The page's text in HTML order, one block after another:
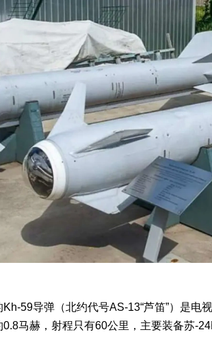
59导弹（北约代号AS-13“芦笛”）是电
马赫，射程只有60公里，主要装备苏-